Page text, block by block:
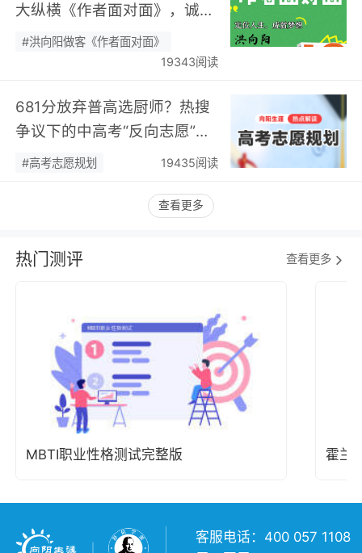
大纵横《作者面对面》，诚邀
您现场相聚！…
#洪向阳做客《作者面对面》
19343阅读
681分放弃普高选厨师？热搜
争议下的中高考“反向志愿”
潮，藏着职业规划新逻辑…
#高考志愿规划 19435阅读
查看更多
热门测评 查看更多
MBTI职业性格测试完整版 霍兰
客服电话：400 057 1108